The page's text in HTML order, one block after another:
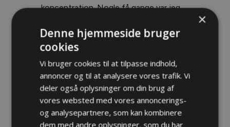
koncentration. Nogle få gange var jeg
en voldsom hjertebanken. Et fald her.
uden træer til at stoppe en, mens man
trimler ned ad bjergsiden mod de store
klippeblokke længere ned, ville være den
sikre død.
×
Denne hjemmeside bruger
cookies
Vi bruger cookies til at tilpasse indhold,
annoncer og til at analysere vores trafik. Vi
deler også oplysninger om din brug af
vores websted med vores annoncerings-
og analysepartnere, som kan kombinere
dem med andre oplysninger, som du har